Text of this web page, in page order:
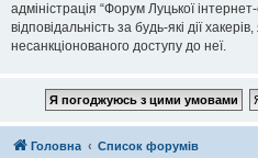
адміністрація “Форум Луцької
відповідальність за будь-які дії
несанкціонованого доступу до неї.
Головна Список форумів